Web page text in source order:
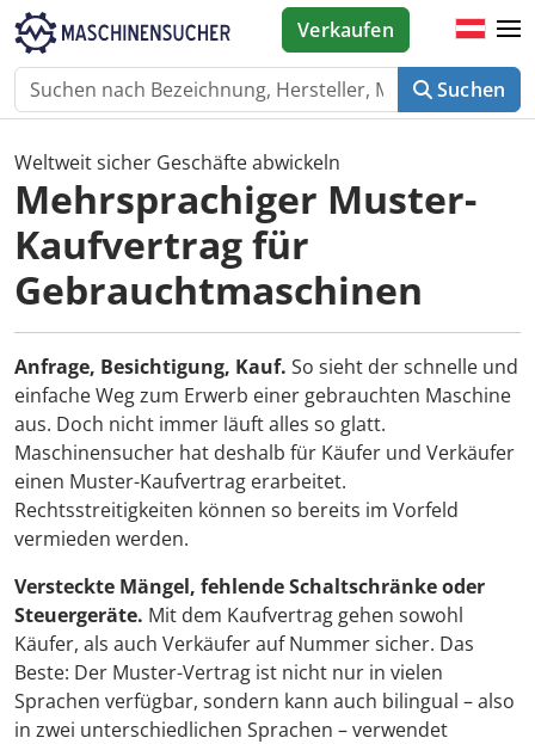
Suchen
Verkaufen
Weltweit sicher Geschäfte abwickeln
Mehrsprachiger Muster-
Kaufvertrag für
Gebrauchtmaschinen
Anfrage, Besichtigung, Kauf. So sieht der schnelle und
einfache Weg zum Erwerb einer gebrauchten Maschine
aus. Doch nicht immer läuft alles so glatt.
Maschinensucher hat deshalb für Käufer und Verkäufer
einen Muster-Kaufvertrag erarbeitet.
Rechtsstreitigkeiten können so bereits im Vorfeld
vermieden werden.
Versteckte Mängel, fehlende Schaltschränke oder
Steuergeräte. Mit dem Kaufvertrag gehen sowohl
Käufer, als auch Verkäufer auf Nummer sicher. Das
Beste: Der Muster-Vertrag ist nicht nur in vielen
Sprachen verfügbar, sondern kann auch bilingual – also
in zwei unterschiedlichen Sprachen – verwendet